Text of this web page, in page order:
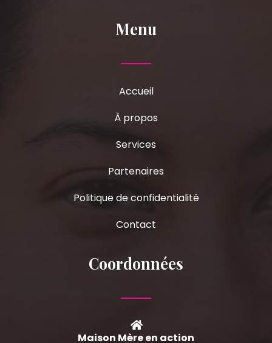
Menu
Accueil
À propos
Services
Partenaires
Politique de confidentialité
Contact
Coordonnées
Maison Mère en action